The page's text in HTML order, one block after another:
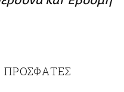
ΠΡΟΣΦΑΤΕΣ